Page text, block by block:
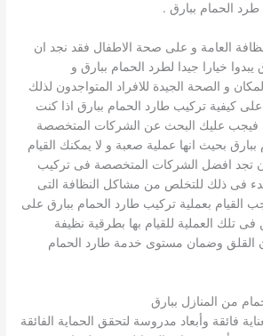
الحمام ببارق .
العامة و على صحة الاطفال فقد نجد ان
خيارا جيدا لطرد الحمام ببارق و
و الصحة الجيدة للافراد المتواجدون لذلك
كيفية تركيب طارد الحمام ببارق اذا كنت
فيجب عليك البحث عن الشركات المتخصصة
بحيث انها عملية صعبة و لا يمكنك القيام
تجد افضل الشركات المتخصصة فى تركيب
فى ذلك للتخلص من مشاكل النظافة التى
القيام بعملية تركيب طارد الحمام ببارق على
فى تلك العملية للقيام بها بطرقية نظيفة
القلق وضمان مستوى خدمة طارد الحمام
من المنازل ببارق
فائقة وأبعاد مدروسة لتحقق الحماية الفائقة